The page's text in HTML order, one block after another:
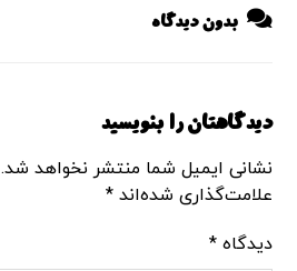
بدون دیدگاه
دیدگاهتان را بنویسید
نشانی ایمیل شما منتشر نخواهد شد.
علامت‌گذاری شده‌اند*
دیدگاه*